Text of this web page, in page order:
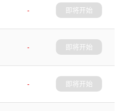
-
即将开始
-
即将开始
-
即将开始